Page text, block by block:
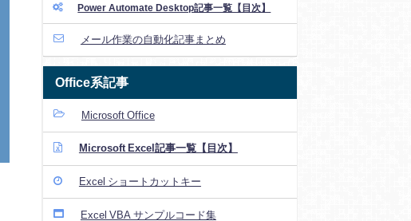
Power Automate Desktop記事一覧【目次】
メール作業の自動化記事まとめ
Office系記事
Microsoft Office
Microsoft Excel記事一覧【目次】
Excel ショートカットキー
Excel VBA サンプルコード集